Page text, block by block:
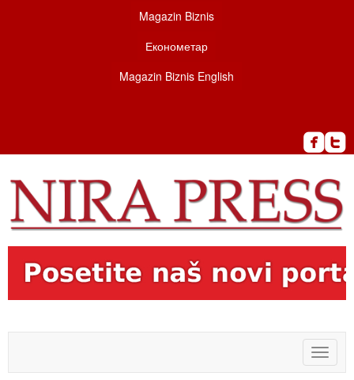
Magazin Biznis
Економетар
Magazin Biznis English
Toggle